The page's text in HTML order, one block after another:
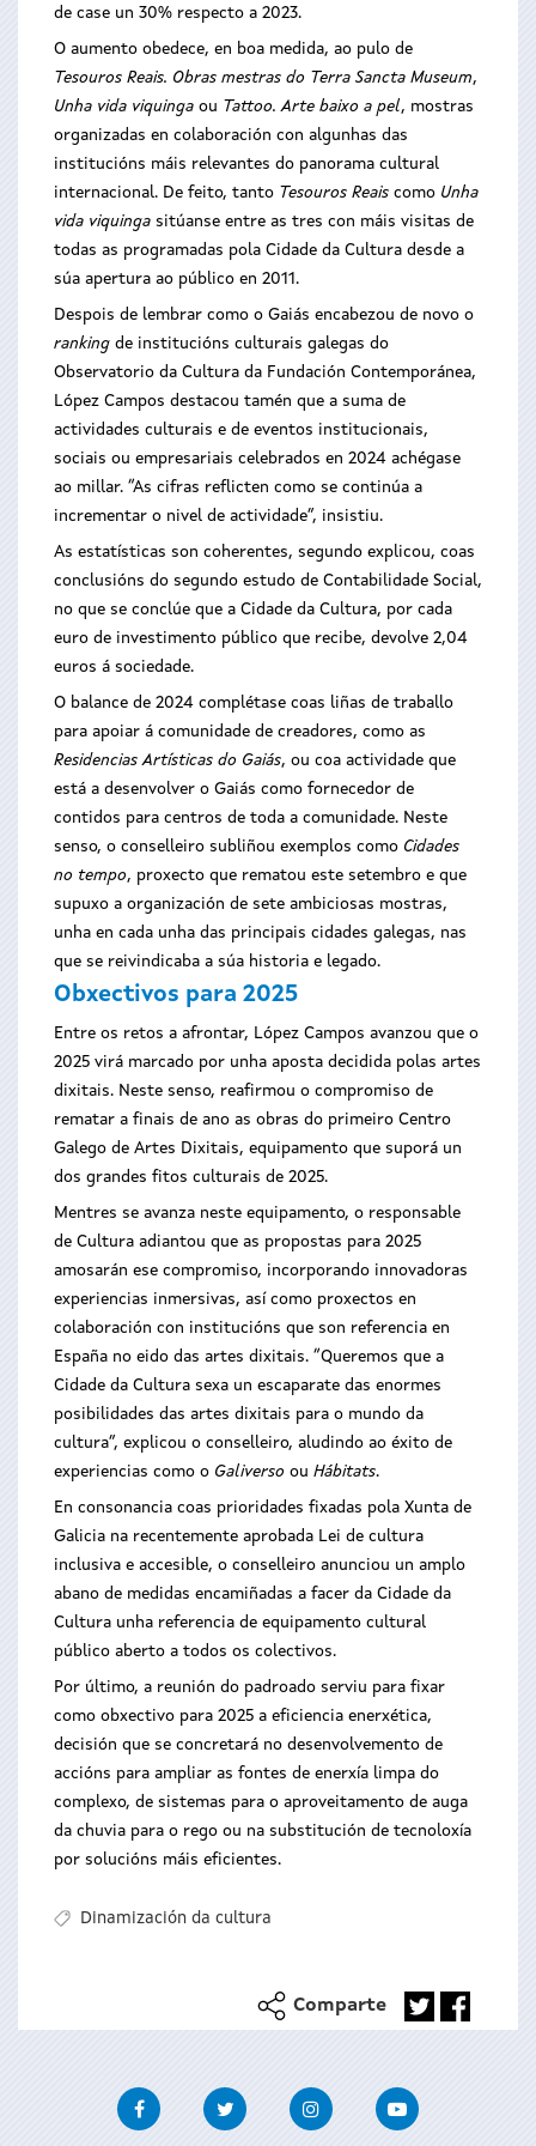
de case un 30% respecto a 2023.
O aumento obedece, en boa medida, ao pulo de
Tesouros Reais. Obras mestras do Terra Sancta Museum,
Unha vida viquinga ou Tattoo. Arte baixo a pel, mostras
organizadas en colaboración con algunhas das
institucións máis relevantes do panorama cultural
internacional. De feito, tanto Tesouros Reais como Unha
vida viquinga sitúanse entre as tres con máis visitas de
todas as programadas pola Cidade da Cultura desde a
súa apertura ao público en 2011.
Despois de lembrar como o Gaiás encabezou de novo o
ranking de institucións culturais galegas do
Observatorio da Cultura da Fundación Contemporánea,
López Campos destacou tamén que a suma de
actividades culturais e de eventos institucionais,
sociais ou empresariais celebrados en 2024 achégase
ao millar. “As cifras reflicten como se continúa a
incrementar o nivel de actividade”, insistiu.
As estatísticas son coherentes, segundo explicou, coas
conclusións do segundo estudo de Contabilidade Social,
no que se conclúe que a Cidade da Cultura, por cada
euro de investimento público que recibe, devolve 2,04
euros á sociedade.
O balance de 2024 complétase coas liñas de traballo
para apoiar á comunidade de creadores, como as
Residencias Artísticas do Gaiás, ou coa actividade que
está a desenvolver o Gaiás como fornecedor de
contidos para centros de toda a comunidade. Neste
senso, o conselleiro subliñou exemplos como Cidades
no tempo, proxecto que rematou este setembro e que
supuxo a organización de sete ambiciosas mostras,
unha en cada unha das principais cidades galegas, nas
que se reivindicaba a súa historia e legado.
Obxectivos para 2025
Entre os retos a afrontar, López Campos avanzou que o
2025 virá marcado por unha aposta decidida polas artes
dixitais. Neste senso, reafirmou o compromiso de
rematar a finais de ano as obras do primeiro Centro
Galego de Artes Dixitais, equipamento que suporá un
dos grandes fitos culturais de 2025.
Mentres se avanza neste equipamento, o responsable
de Cultura adiantou que as propostas para 2025
amosarán ese compromiso, incorporando innovadoras
experiencias inmersivas, así como proxectos en
colaboración con institucións que son referencia en
España no eido das artes dixitais. “Queremos que a
Cidade da Cultura sexa un escaparate das enormes
posibilidades das artes dixitais para o mundo da
cultura”, explicou o conselleiro, aludindo ao éxito de
experiencias como o Galiverso ou Hábitats.
En consonancia coas prioridades fixadas pola Xunta de
Galicia na recentemente aprobada Lei de cultura
inclusiva e accesible, o conselleiro anunciou un amplo
abano de medidas encamiñadas a facer da Cidade da
Cultura unha referencia de equipamento cultural
público aberto a todos os colectivos.
Por último, a reunión do padroado serviu para fixar
como obxectivo para 2025 a eficiencia enerxética,
decisión que se concretará no desenvolvemento de
accións para ampliar as fontes de enerxía limpa do
complexo, de sistemas para o aproveitamento de auga
da chuvia para o rego ou na substitución de tecnoloxía
por solucións máis eficientes.
Dinamización da cultura
Comparte
FacebookTwitter InstagramYoutube